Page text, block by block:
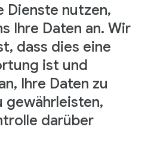
Dienste nutzen,
Ihre Daten an. Wir
dass dies eine
ist und
Ihre Daten zu
gewährleisten,
darüber